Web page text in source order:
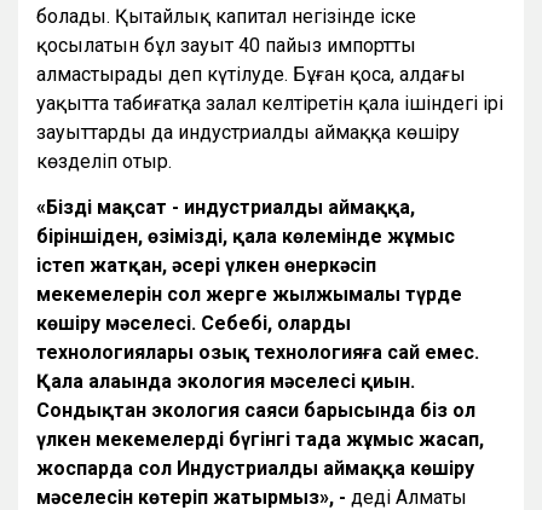
болады. Қытайлық капитал негізінде іске
қосылатын бұл зауыт 40 пайыз импортты
алмастырады деп күтілуде. Бұған қоса, алдағы
уақытта табиғатқа залал келтіретін қала ішіндегі ірі
зауыттарды да индустриалды аймаққа көшіру
көзделіп отыр.
«Біздің мақсат - индустриалды аймаққа,
біріншіден, өзіміздің, қала көлемінде жұмыс
істеп жатқан, әсері үлкен өнеркәсіп
мекемелерін сол жерге жылжымалы түрде
көшіру мәселесі. Себебі, олардың
технологиялары озық технологияға сай емес.
Қала алаңында экология мәселесі қиын.
Сондықтан экология саяси барысында біз ол
үлкен мекемелерді бүгінгі таңда жұмыс жасап,
жоспарда сол Индустриалды аймаққа көшіру
мәселесін көтеріп жатырмыз», - деді Алматы